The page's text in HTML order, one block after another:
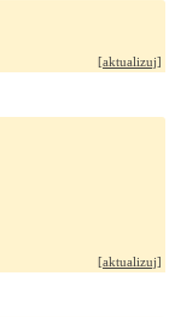
[aktualizuj]
[aktualizuj]